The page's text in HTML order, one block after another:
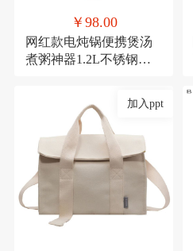
￥98.00
网红款电炖锅便携煲汤
煮粥神器1.2L不锈钢电
加入ppt